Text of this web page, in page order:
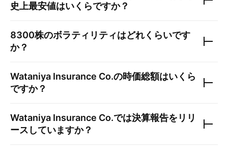
史上最安値はいくらですか？
8300株のボラティリティはどれくらいです
か？
Wataniya Insurance Co.の時価総額はいくら
ですか？
Wataniya Insurance Co.では決算報告をリリ
ースしていますか？